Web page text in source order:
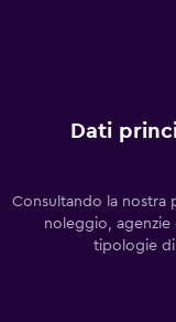
Dati
Consultando la nostra
noleggio,
tipologie di